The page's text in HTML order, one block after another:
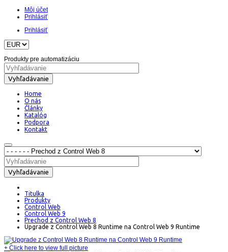
Môj účet
Prihlásiť
Prihlásiť
Produkty pre automatizáciu
Vyhľadávanie
Home
O nás
Články
Katalóg
Podpora
Kontakt
Vyhľadávanie
Titulka
Produkty
Control Web
Control Web 9
Prechod z Control Web 8
Upgrade z Control Web 8 Runtime na Control Web 9 Runtime
+ Click here to view full picture